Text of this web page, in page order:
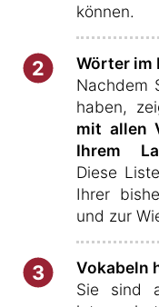
können.
2
Wörter im
Nachdem
haben,
mit allen
Ihrem
Diese
Ihrer
und zur
3
Vokabeln
Sie sind